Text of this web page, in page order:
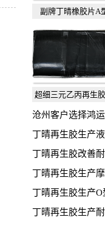
副牌丁晴橡胶片A
超细三元乙丙再生
级
沧州客户选择鸿
胶板的经过
丁晴再生胶生产
丁晴再生胶改善
丁晴再生胶生产
丁晴再生胶生产O
丁晴再生胶生产